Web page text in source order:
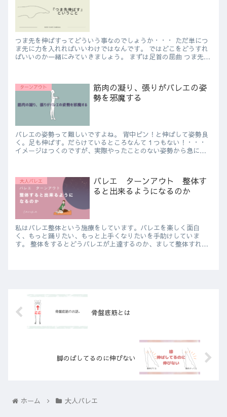
つま先を伸ばすってどういう事なのでしょうか・・・ ただ単につ
ま先に力を入れればいいわけではなんです。 ではどこをどうすれ
ばいいのか一緒にみていきましょう。 まずは足首の屈曲 つま先伸
ターンアウト
筋肉の凝り、張りがバレエの姿
勢を邪魔する
バレエの姿勢って難しいですよね。 背中ピン！と伸ばして姿勢良
く。足も伸ばす。だらけているところなんて１つもない！・・・
イメージはつくのですが、実際やったことのない姿勢から急に引
大人バレエ
バレエ ターンアウト 整体す
ると出来るようになるのか
私はバレエ整体という施療をしています。バレエを楽しく面白
く、もっと踊りたい、もっと上手くなりたいを手助けしていま
す。 整体をするとどうバレエが上達するのか、まして整体すれば
骨盤底筋とは
脚のばしてるのに伸びない
ホーム 大人バレエ